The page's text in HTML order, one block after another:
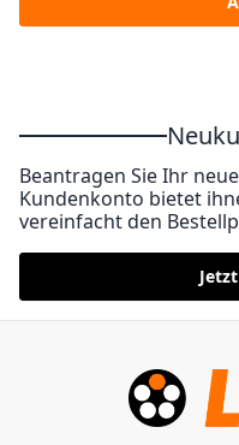
Beantragen Sie Ihr
Kundenkonto bietet
vereinfacht den